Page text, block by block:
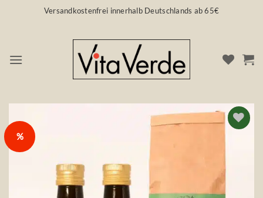
Versandkostenfrei innerhalb Deutschlands ab 65€
%